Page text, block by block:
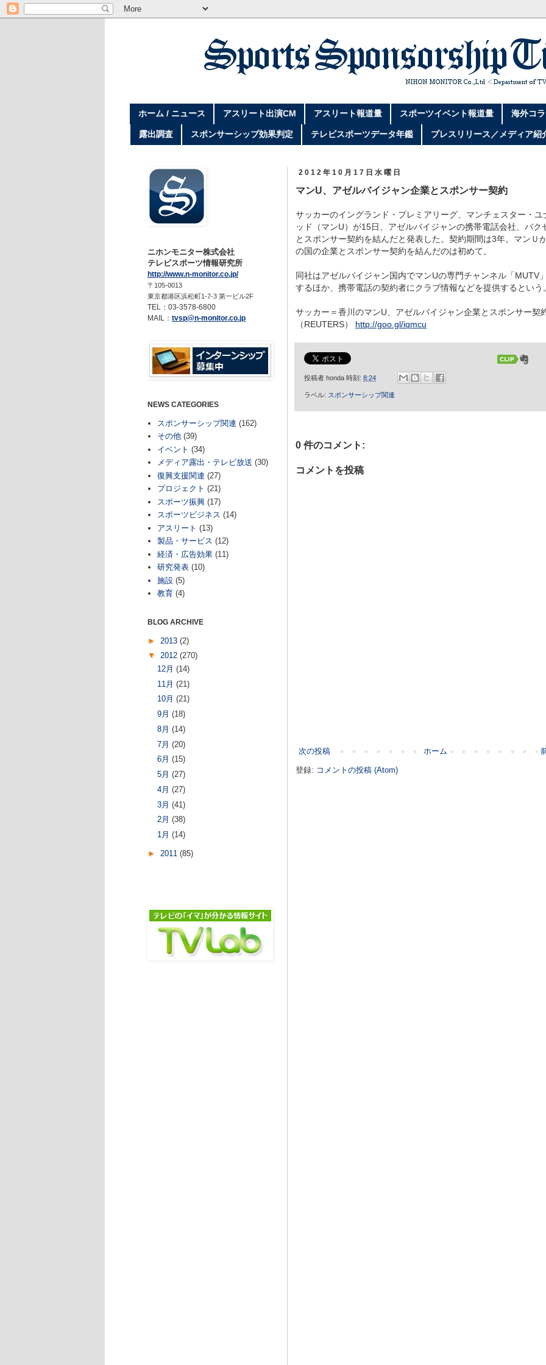
ホーム / ニュース アスリート出演CM アスリート報道量 スポーツイベント報道量 海外コ
露出調査 スポンサーシップ効果判定 テレビスポーツデータ年鑑 プレスリリース／メディア紹
2012年10月17日水曜日
マンU、アゼルバイジャン企業とスポンサー契約
サッカーのイングランド・プレミアリーグ、マンチェスター・ユ
ッド（マンU）が15日、アゼルバイジャンの携帯電話会社、バク
とスポンサー契約を結んだと発表した。契約期間は3年。マンＵ
の国の企業とスポンサー契約を結んだのは初めて。
同社はアゼルバイジャン国内でマンUの専門チャンネル「MUTV
するほか、携帯電話の契約者にクラブ情報などを提供するという
サッカー＝香川のマンU、アゼルバイジャン企業とスポンサー契
（REUTERS） http://goo.gl/iqmcu
投稿者 honda 時刻: 8:24
ラベル: スポンサーシップ関連
0 件のコメント:
コメントを投稿
次の投稿 ホーム
登録: コメントの投稿 (Atom)
ニホンモニター株式会社
テレビスポーツ情報研究所
http://www.n-monitor.co.jp/
〒105-0013
東京都港区浜松町1-7-3 第一ビル2F
TEL：03-3578-6800
MAIL： tvsp@n-monitor.co.jp
NEWS CATEGORIES
スポンサーシップ関連 (162)
その他 (39)
イベント (34)
メディア露出・テレビ放送 (30)
復興支援関連 (27)
プロジェクト (21)
スポーツ振興 (17)
スポーツビジネス (14)
アスリート (13)
製品・サービス (12)
経済・広告効果 (11)
研究発表 (10)
施設 (5)
教育 (4)
BLOG ARCHIVE
► 2013 (2)
▼ 2012 (270)
12月 (14)
11月 (21)
10月 (21)
9月 (18)
8月 (14)
7月 (20)
6月 (15)
5月 (27)
4月 (27)
3月 (41)
2月 (38)
1月 (14)
► 2011 (85)